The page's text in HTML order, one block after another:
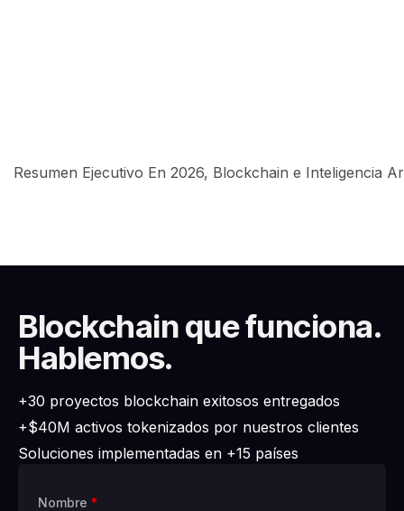
Resumen Ejecutivo En 2026, Blockchain e Inteligencia
Blockchain que funciona.
Hablemos.
+30 proyectos blockchain exitosos entregados
+$40M activos tokenizados por nuestros clientes
Soluciones implementadas en +15 países
Nombre *